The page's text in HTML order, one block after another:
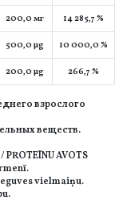
200,0 мг 14 285,7 %
500,0 µg 10 000,0 %
200,0 µg 266,7 %
взрослого
веществ.
PROTEĪNU AVOTS
vielmaiņu.